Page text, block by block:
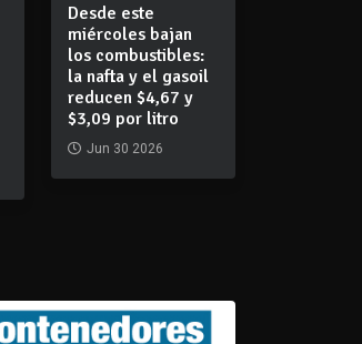
Desde este
miércoles bajan
los combustibles:
la nafta y el gasoil
reducen $4,67 y
$3,09 por litro
Jun 30 2026